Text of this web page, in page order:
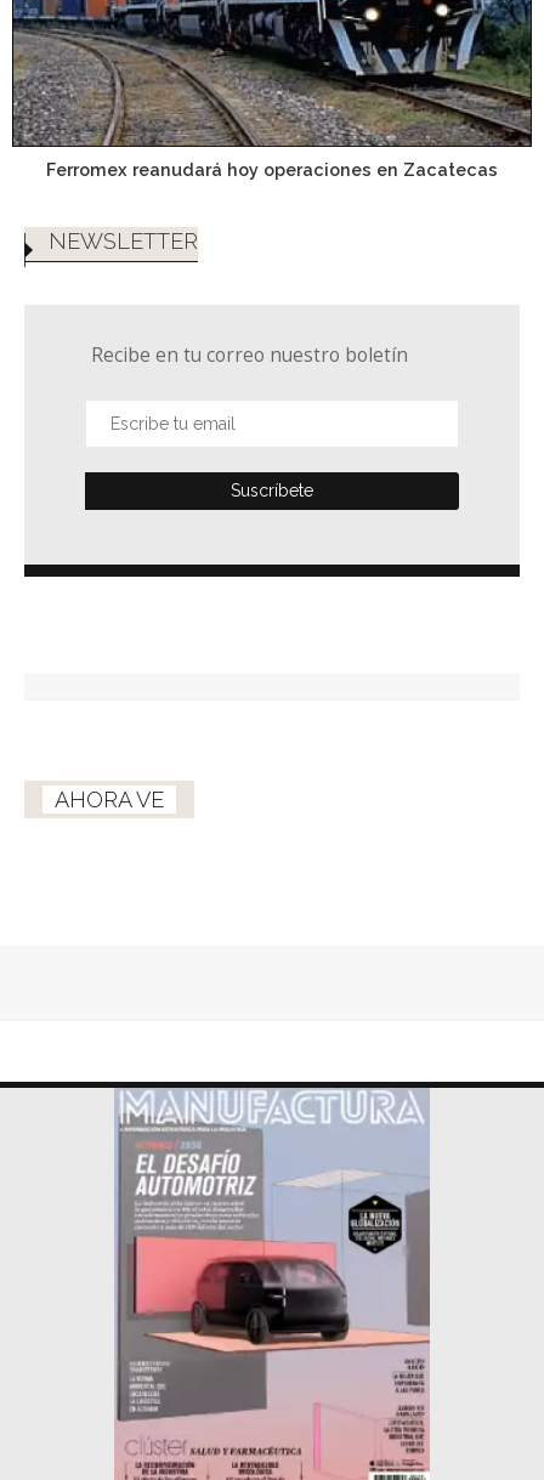
Ferromex reanudará hoy operaciones en Zacatecas
NEWSLETTER
Recibe en tu correo nuestro boletín
AHORA VE